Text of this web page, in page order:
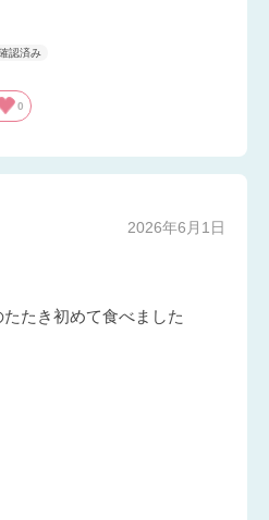
0
2026年6月1日
たき初めて食べました